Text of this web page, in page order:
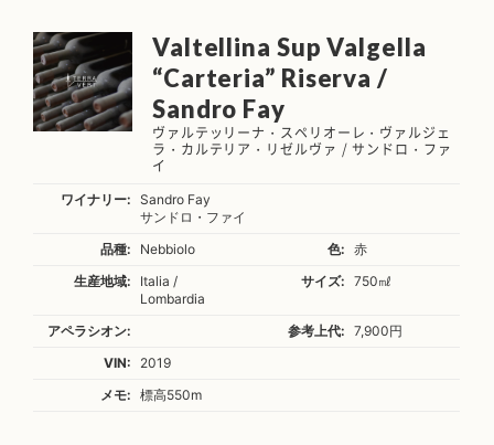
Valtellina Sup Valgella
“Carteria” Riserva /
Sandro Fay
ヴァルテッリーナ・スペリオーレ・ヴァルジェ
ラ・カルテリア・リゼルヴァ / サンドロ・ファ
イ
ワイナリー:
Sandro Fay
サンドロ・ファイ
品種:
Nebbiolo 色:
赤
生産地域:
Italia /
Lombardia
サイズ: 750㎖
アペラシオン: 参考上代:
7,900円
VIN:
2019
メモ:
標高550m